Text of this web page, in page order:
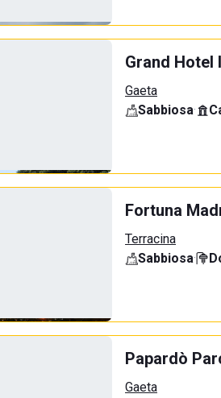
Grand Hotel
Gaeta
Sabbiosa·
Fortuna
Terracina
Sabbiosa·
Papardò
Gaeta